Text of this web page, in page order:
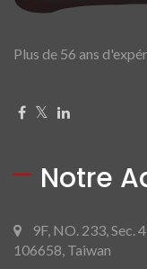
Plus de 56 ans
Notre
9F, NO. 233, Sec.
106658, Taiwan